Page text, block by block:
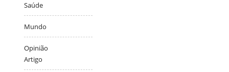
Saúde
Mundo
Opinião
Artigo